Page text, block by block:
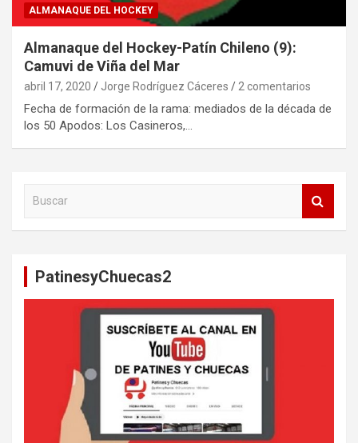
ALMANAQUE DEL HOCKEY
Almanaque del Hockey-Patín Chileno (9):
Camuvi de Viña del Mar
abril 17, 2020 Jorge Rodríguez Cáceres 2 comentarios
Fecha de formación de la rama: mediados de la década de
los 50 Apodos: Los Casineros,…
PatinesyChuecas2